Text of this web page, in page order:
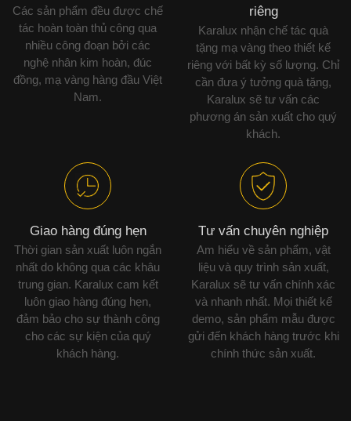
Các sản phẩm đều được chế
tác hoàn toàn thủ công qua
nhiều công đoạn bởi các
nghệ nhân kim hoàn, đúc
đồng, mạ vàng hàng đầu Việt
Nam.
riêng
Karalux nhận chế tác quà
tặng mạ vàng theo thiết kế
riêng với bất kỳ số lượng. Chỉ
cần đưa ý tưởng quà tặng,
Karalux sẽ tư vấn các
phương án sản xuất cho quý
khách.
Giao hàng đúng hẹn
Thời gian sản xuất luôn ngắn
nhất do không qua các khâu
trung gian. Karalux cam kết
luôn giao hàng đúng hẹn,
đảm bảo cho sự thành công
cho các sự kiện của quý
khách hàng.
Tư vấn chuyên nghiệp
Am hiểu về sản phẩm, vật
liệu và quy trình sản xuất,
Karalux sẽ tư vấn chính xác
và nhanh nhất. Mọi thiết kế
demo, sản phẩm mẫu được
gửi đến khách hàng trước khi
chính thức sản xuất.